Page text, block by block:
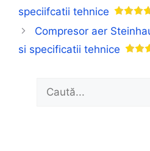
speciifcatii tehnice
Compresor aer
si specificatii tehnice
Caută